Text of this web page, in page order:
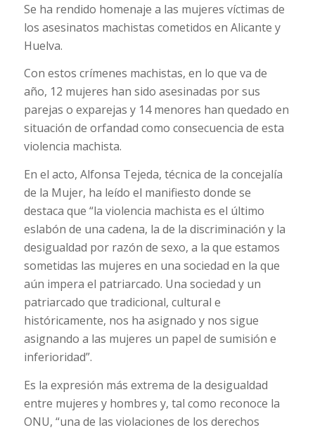
Se ha rendido homenaje a las mujeres víctimas de
los asesinatos machistas cometidos en Alicante y
Huelva.
Con estos crímenes machistas, en lo que va de
año, 12 mujeres han sido asesinadas por sus
parejas o exparejas y 14 menores han quedado en
situación de orfandad como consecuencia de esta
violencia machista.
En el acto, Alfonsa Tejeda, técnica de la concejalía
de la Mujer, ha leído el manifiesto donde se
destaca que “la violencia machista es el último
eslabón de una cadena, la de la discriminación y la
desigualdad por razón de sexo, a la que estamos
sometidas las mujeres en una sociedad en la que
aún impera el patriarcado. Una sociedad y un
patriarcado que tradicional, cultural e
históricamente, nos ha asignado y nos sigue
asignando a las mujeres un papel de sumisión e
inferioridad”.
Es la expresión más extrema de la desigualdad
entre mujeres y hombres y, tal como reconoce la
ONU, “una de las violaciones de los derechos